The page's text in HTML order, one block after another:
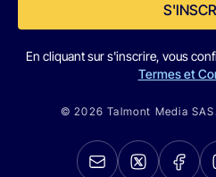
En cliquant sur s'inscrire, vous
Termes et
© 2026 Talmont Media